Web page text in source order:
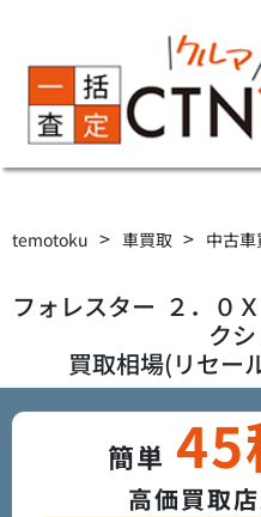
temotoku > 車買取 > 中古
フォレスター ２．０
ク
買取相場(リセー
簡単 45
高価買取